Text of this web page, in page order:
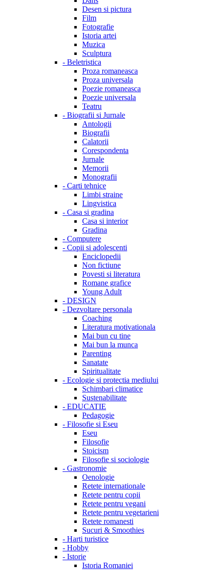
Desen si pictura
Film
Fotografie
Istoria artei
Muzica
Sculptura
- Beletristica
Proza romaneasca
Proza universala
Poezie romaneasca
Poezie universala
Teatru
- Biografii si Jurnale
Antologii
Biografii
Calatorii
Corespondenta
Jurnale
Memorii
Monografii
- Carti tehnice
Limbi straine
Lingvistica
- Casa si gradina
Casa si interior
Gradina
- Computere
- Copii si adolescenti
Enciclopedii
Non fictiune
Povesti si literatura
Romane grafice
Young Adult
- DESIGN
- Dezvoltare personala
Coaching
Literatura motivationala
Mai bun cu tine
Mai bun la munca
Parenting
Sanatate
Spiritualitate
- Ecologie si protectia mediului
Schimbari climatice
Sustenabilitate
- EDUCATIE
Pedagogie
- Filosofie si Eseu
Eseu
Filosofie
Stoicism
Filosofie si sociologie
- Gastronomie
Oenologie
Retete internationale
Retete pentru copii
Retete pentru vegani
Retete pentru vegetarieni
Retete romanesti
Sucuri & Smoothies
- Harti turistice
- Hobby
- Istorie
Istoria Romaniei